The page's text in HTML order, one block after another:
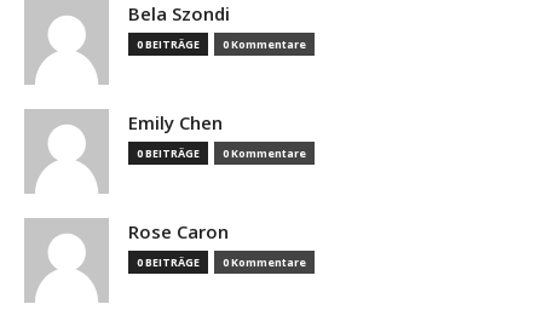
Bela Szondi
0 BEITRÄGE 0 Kommentare
Emily Chen
0 BEITRÄGE 0 Kommentare
Rose Caron
0 BEITRÄGE 0 Kommentare